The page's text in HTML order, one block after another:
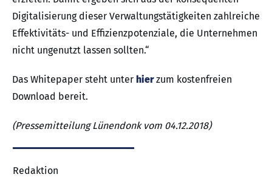
Digitalisierung dieser Verwaltungstätigkeiten zahlreiche
Effektivitäts- und Effizienzpotenziale, die Unternehmen
nicht ungenutzt lassen sollten.“
Das Whitepaper steht unter hierzum kostenfreien
Download bereit.
(Pressemitteilung Lünendonk vom 04.12.2018)
Redaktion